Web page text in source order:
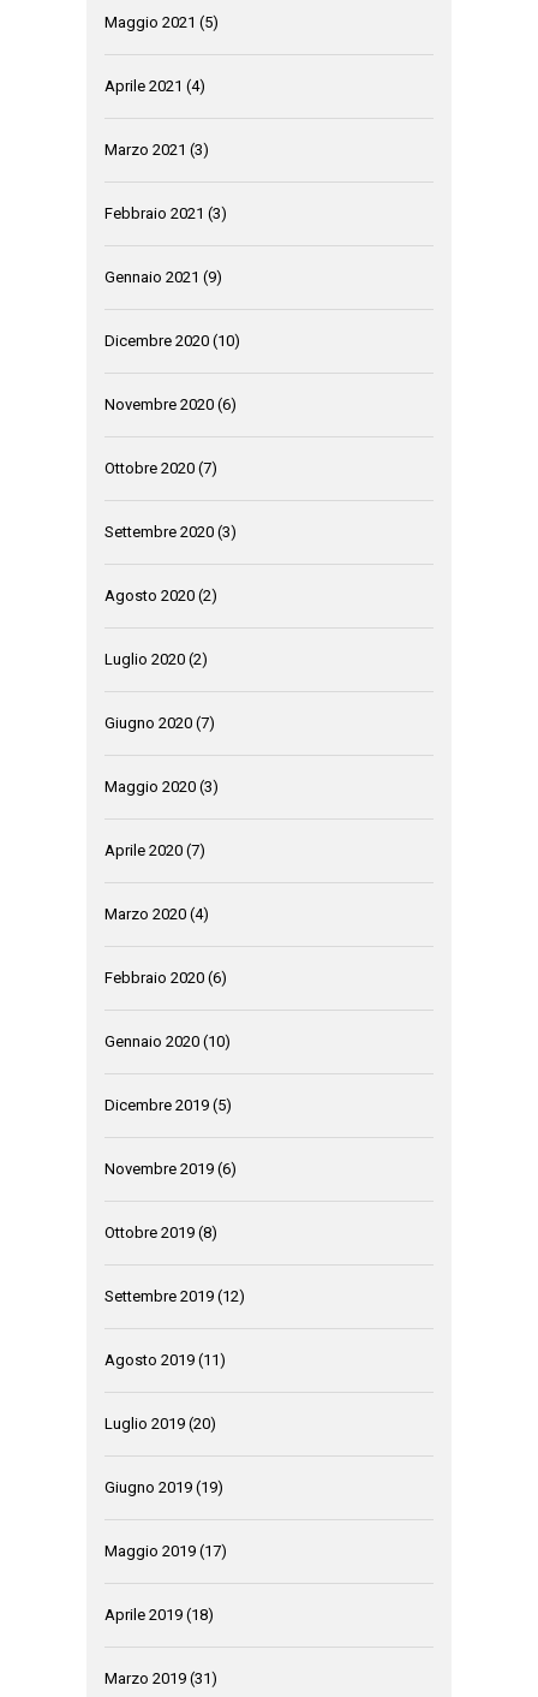
Maggio 2021 (5)
Aprile 2021 (4)
Marzo 2021 (3)
Febbraio 2021 (3)
Gennaio 2021 (9)
Dicembre 2020 (10)
Novembre 2020 (6)
Ottobre 2020 (7)
Settembre 2020 (3)
Agosto 2020 (2)
Luglio 2020 (2)
Giugno 2020 (7)
Maggio 2020 (3)
Aprile 2020 (7)
Marzo 2020 (4)
Febbraio 2020 (6)
Gennaio 2020 (10)
Dicembre 2019 (5)
Novembre 2019 (6)
Ottobre 2019 (8)
Settembre 2019 (12)
Agosto 2019 (11)
Luglio 2019 (20)
Giugno 2019 (19)
Maggio 2019 (17)
Aprile 2019 (18)
Marzo 2019 (31)